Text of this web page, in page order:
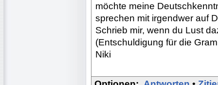
möchte meine
sprechen mit irgendwer auf
Schrieb mir, wenn du Lust
(Entschuldigung für die
Niki